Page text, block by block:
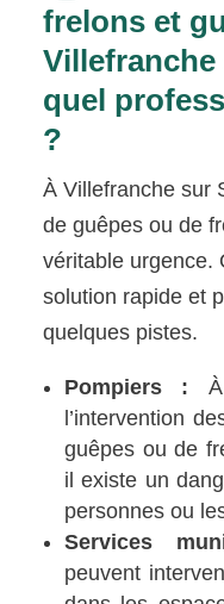
frelons et
quel
?
À Villefranche sur
de guêpes ou de
véritable urgence.
solution rapide et
quelques pistes.
Pompiers : À
l’intervention
guêpes ou de
il existe un
personnes ou
Services
peuvent